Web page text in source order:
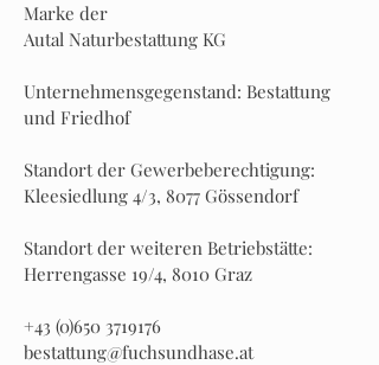
Marke der
Autal Naturbestattung KG
Unternehmensgegenstand: Bestattung
und Friedhof
Standort der Gewerbeberechtigung:
Kleesiedlung 4/3, 8077 Gössendorf
Standort der weiteren Betriebstätte:
Herrengasse 19/4, 8010 Graz
+43 (0)650 3719176
bestattung@fuchsundhase.at